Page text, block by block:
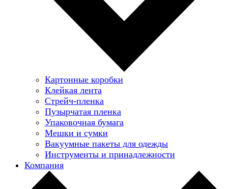
Картонные коробки
Клейкая лента
Стрейч-пленка
Пузырчатая пленка
Упаковочная бумага
Мешки и сумки
Вакуумные пакеты для одежды
Инструменты и принадлежности
Компания